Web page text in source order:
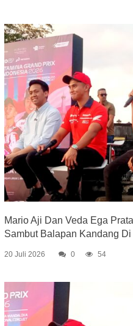
Mario Aji Dan Veda Ega
Sambut Balapan Kandang
20 Juli 2026 0 54